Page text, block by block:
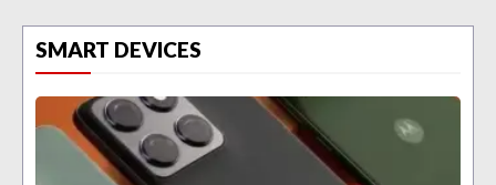
SMART DEVICES